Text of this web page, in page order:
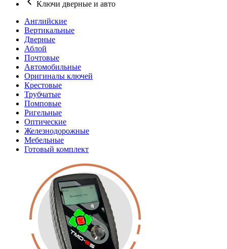
Ключи дверные и авто
Английские
Вертикальные
Дверные
Аблой
Почтовые
Автомобильные
Оригиналы ключей
Крестовые
Трубчатые
Помповые
Ригельные
Оптические
Железнодорожные
Мебельные
Готовый комплект